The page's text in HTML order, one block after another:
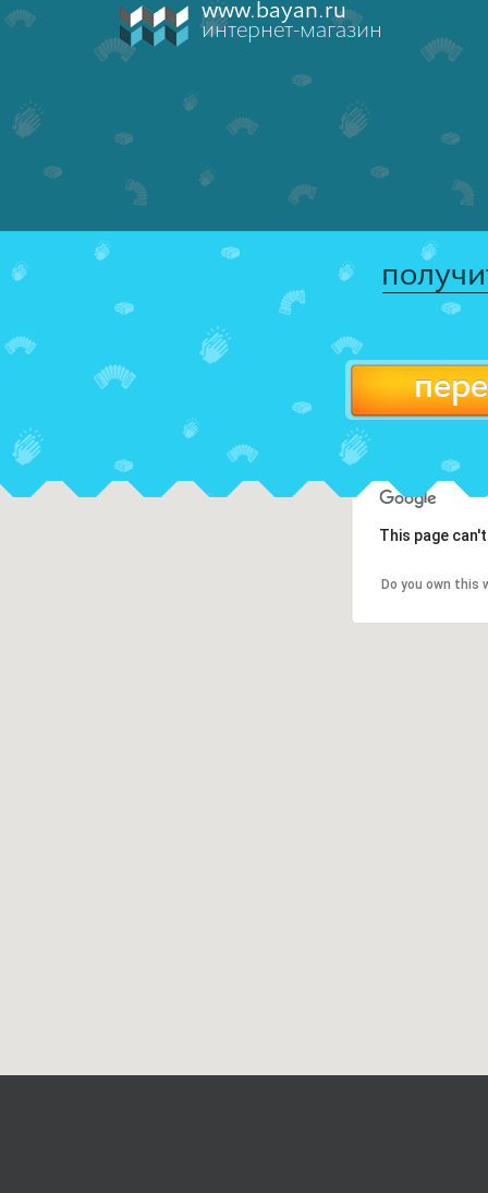
www.bayan.ru
интернет-магазин
This page
Do you own this